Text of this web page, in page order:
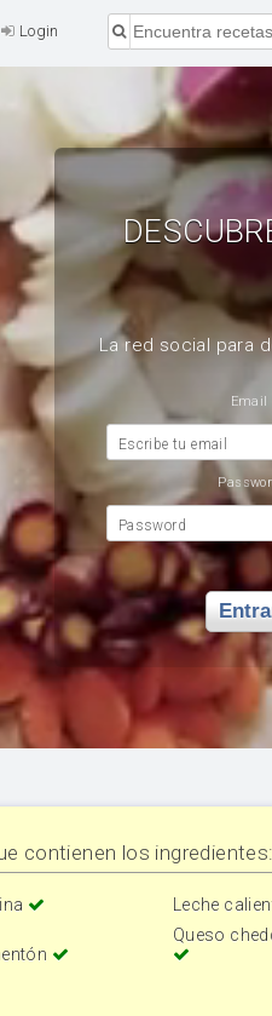
Login
La red social para
Email
Escribe tu email
Password
contienen los ingredientes:
Leche
Queso